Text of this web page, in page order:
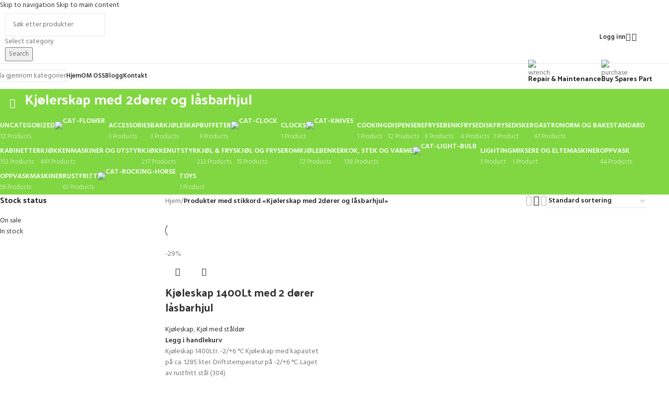
Skip to navigation Skip to main content
Select category
Search
Logg inn
gjennom kategorierHjemOM OSSBloggKontakt Repair & MaintenanceBuy Spares Part
Kjølerskap med 2dører og låsbarhjul
UNCATEGORIZED
12 Products
ACCESSORIES
3 Products
BARKJØLESKAP
3 Products
BUFFETER
9 Products
CLOCKS
1 Product
COOKING
1 Product
DISPENSERE
12 Products
FRYSEBENK
8 Products
FRYSEDISK
4 Products
FRYSEDISKER
1 Product
GASTRONORM OG BAKESTANDARD
47 Products
KABINETTER
153 Products
KJØKKENMASKINER OG UTSTYR
441 Products
KJØKKENUTSTYR
217 Products
KJØL & FRYS
233 Products
KJØL OG FRYSEROM
15 Products
KJØLEBENKER
72 Products
KOK, STEK OG VARME
138 Products
LIGHTING
1 Product
MIKSERE OG ELTEMASKINER
1 Product
OPPVASK
44 Products
OPPVASKMASKINER
56 Products
RUSTFRITT
63 Products
TOYS
1 Product
Stock status
On sale
In stock
Hjem/Produkter med stikkord «Kjølerskap med 2dører og låsbarhjul»
-29%
Kjøleskap 1400Lt med 2 dører
låsbarhjul
Kjøleskap,Kjøl med ståldør
Legg i handlekurv
Kjøleskap 1400Ltr. -2/+6 °C Kjøleskap med kapasitet
på ca. 1285 liter. Driftstemperatur på -2/+6 °C. Laget
av rustfritt stål (304)